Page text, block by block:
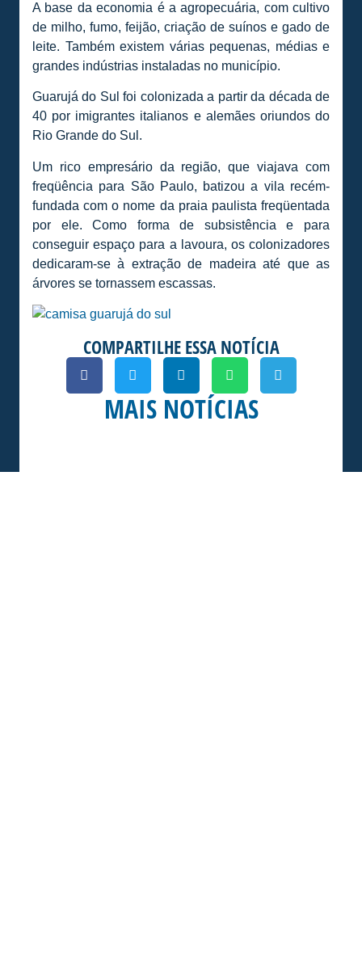
A base da economia é a agropecuária, com cultivo
de milho, fumo, feijão, criação de suínos e gado de
leite. Também existem várias pequenas, médias e
grandes indústrias instaladas no município.
Guarujá do Sul foi colonizada a partir da década de
40 por imigrantes italianos e alemães oriundos do
Rio Grande do Sul.
Um rico empresário da região, que viajava com
freqüência para São Paulo, batizou a vila recém-
fundada com o nome da praia paulista freqüentada
por ele. Como forma de subsistência e para
conseguir espaço para a lavoura, os colonizadores
dedicaram-se à extração de madeira até que as
árvores se tornassem escassas.
COMPARTILHE ESSA NOTÍCIA
MAIS NOTÍCIAS